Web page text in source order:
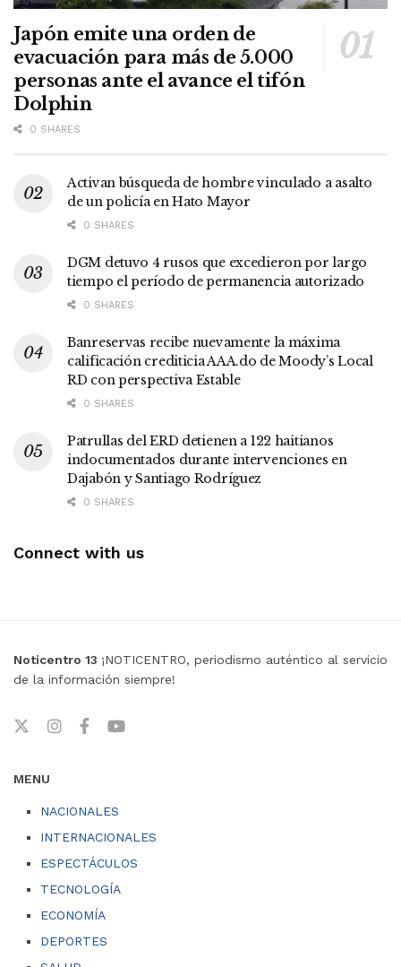
Japón emite una orden de
evacuación para más de 5.000
personas ante el avance el tifón
Dolphin
0 SHARES
Activan búsqueda de hombre vinculado a asalto
de un policía en Hato Mayor
0 SHARES
DGM detuvo 4 rusos que excedieron por largo
tiempo el período de permanencia autorizado
0 SHARES
Banreservas recibe nuevamente la máxima
calificación crediticia AAA.do de Moody’s Local
RD con perspectiva Estable
0 SHARES
Patrullas del ERD detienen a 122 haitianos
indocumentados durante intervenciones en
Dajabón y Santiago Rodríguez
0 SHARES
Connect with us
Noticentro 13 ¡NOTICENTRO, periodismo auténtico al servicio
de la información siempre!
MENU
NACIONALES
INTERNACIONALES
ESPECTÁCULOS
TECNOLOGÍA
ECONOMÍA
DEPORTES